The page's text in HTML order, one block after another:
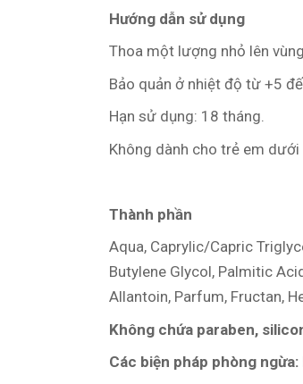
Hướng dẫn sử dụng
Thoa một lượng nhỏ lên
Bảo quản ở nhiệt độ từ +5
Hạn sử dụng: 18 tháng.
Không dành cho trẻ em dưới
Thành phần
Aqua, Caprylic/Capric
Butylene Glycol, Palmitic
Allantoin, Parfum, Fructan,
Không chứa paraben,
Các biện pháp phòng ngừa: